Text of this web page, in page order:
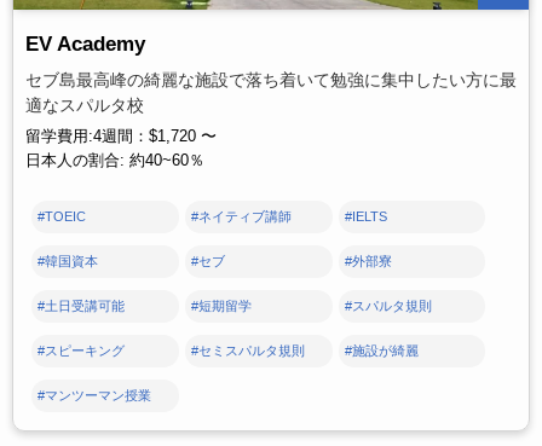
EV Academy
セブ島最高峰の綺麗な施設で落ち着いて勉強に集中したい方に最
適なスパルタ校
留学費用:4週間：$1,720 〜
日本人の割合: 約40~60％
#TOEIC #ネイティブ講師 #IELTS
#韓国資本 #セブ #外部寮
#土日受講可能 #短期留学 #スパルタ規則
#スピーキング #セミスパルタ規則 #施設が綺麗
#マンツーマン授業